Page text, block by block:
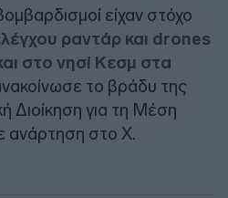
είχαν στόχο
ραντάρ και drones
στο νησί Κεσμ στα
το βράδυ της
Διοίκηση για τη Μέση
ανάρτηση στο X.